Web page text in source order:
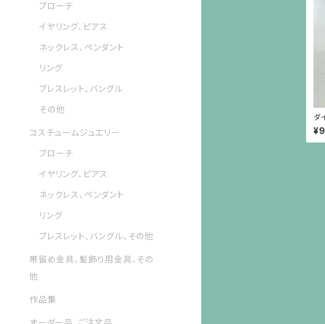
ダ
プ
ブローチ
イヤリング、ピアス
ネックレス、ペンダント
リング
ブレスレット、バングル
その他
コスチュームジュエリー
ブローチ
イヤリング、ピアス
ネックレス、ペンダント
リング
ブレスレット、バングル、その他
帯留め金具、髪飾り用金具、その
他
作品集